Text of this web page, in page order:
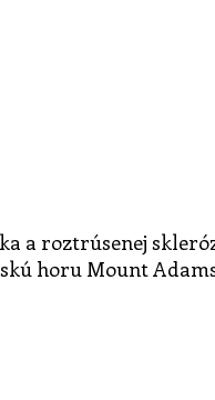
a roztrúsenej
horu Mount